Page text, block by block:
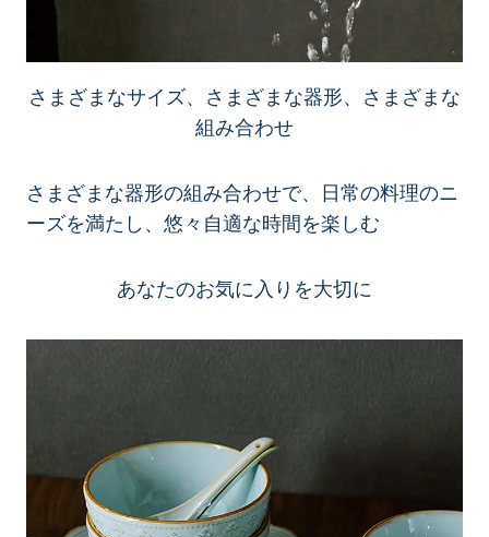
さまざまなサイズ、さまざまな器形、さまざまな
組み合わせ
さまざまな器形の組み合わせで、日常の料理のニ
ーズを満たし、悠々自適な時間を楽しむ
あなたのお気に入りを大切に